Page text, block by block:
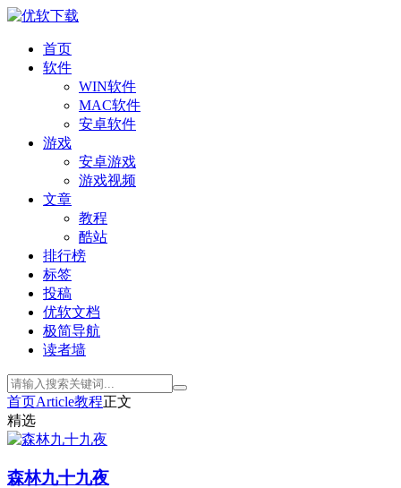
首页
软件
WIN软件
MAC软件
安卓软件
游戏
安卓游戏
游戏视频
文章
教程
酷站
排行榜
标签
投稿
优软文档
极简导航
读者墙
首页Article教程正文
精选
森林九十九夜